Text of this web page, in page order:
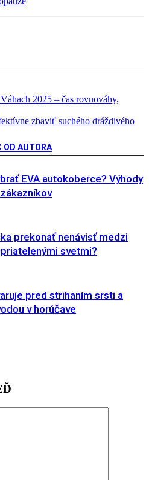
2025 – čas rovnováhy,
zbaviť suchého dráždivého
OD AUTORA
EVA autokoberce? Výhody
prekonať nenávisť medzi
svetmi?
pred strihaním srsti a
v horúčave